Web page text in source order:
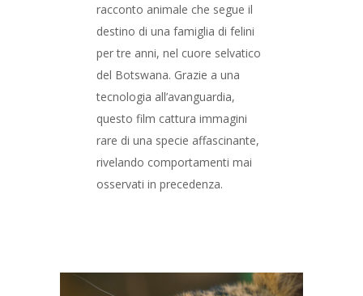
racconto animale che segue il
destino di una famiglia di felini
per tre anni, nel cuore selvatico
del Botswana. Grazie a una
tecnologia all’avanguardia,
questo film cattura immagini
rare di una specie affascinante,
rivelando comportamenti mai
osservati in precedenza.